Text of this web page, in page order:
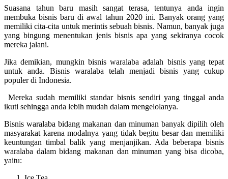
Suasana tahun baru masih sangat terasa, tentunya anda ingin
membuka bisnis baru di awal tahun 2020 ini. Banyak orang yang
memiliki cita-cita untuk merintis sebuah bisnis. Namun, banyak juga
yang bingung menentukan jenis bisnis apa yang sekiranya cocok
mereka jalani.
Jika demikian, mungkin bisnis waralaba adalah bisnis yang tepat
untuk anda. Bisnis waralaba telah menjadi bisnis yang cukup
populer di Indonesia.
Mereka sudah memiliki standar bisnis sendiri yang tinggal anda
ikuti sehingga anda lebih mudah dalam mengelolanya.
Bisnis waralaba bidang makanan dan minuman banyak dipilih oleh
masyarakat karena modalnya yang tidak begitu besar dan memiliki
keuntungan timbal balik yang menjanjikan. Ada beberapa bisnis
waralaba dalam bidang makanan dan minuman yang bisa dicoba,
yaitu: